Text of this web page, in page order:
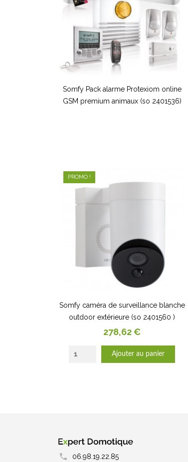
Somfy Pack alarme Protexiom online
GSM premium animaux (so 2401536)
Somfy caméra de surveillance blanche
outdoor extérieure (so 2401560 )
Prix
278,62 €
Ajouter au panier
PROMO !
06.98.19.22.85